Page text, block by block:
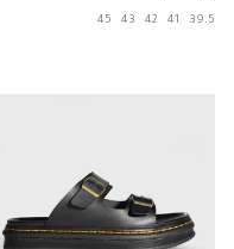
39.5
41
42
43
45